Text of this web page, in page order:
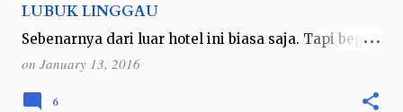
LUBUK LINGGAU
Sebenarnya dari luar hotel ini biasa saja. Tapi begitu
masuk ke dalam lobbynya, saya terpesona dengan
desain interiornya yang sangat artisitik. Bahkan
pemiliknya dengan pede-nya …
on January 13, 2016
6